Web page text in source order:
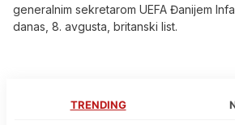
generalnim sekretarom UEFA Đanijem
danas, 8. avgusta, britanski list.
TRENDING